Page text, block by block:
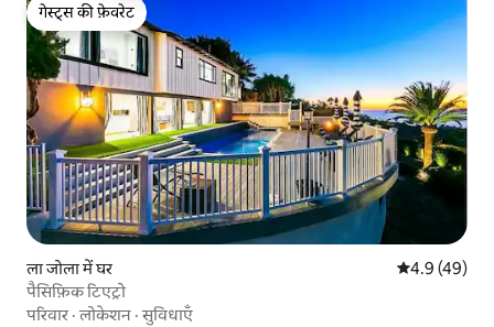
गेस्ट्स की फ़ेवरेट
गेस्ट्स की फ़ेवरेट
ला जोला में घर औसत रेटिंग 5
4.9 (49)
पैसिफ़िक टिएट्रो
परिवार ·लोकेशन ·सुविधाएँ